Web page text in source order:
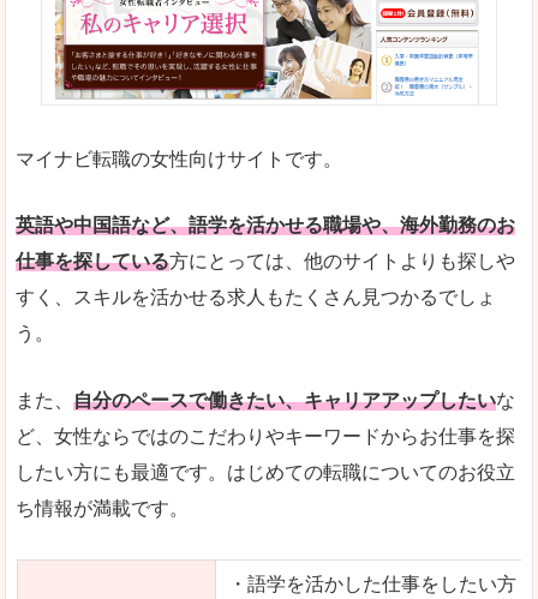
悪いところ
TOPページからこだわりや条件などをクイックに
はじめての転職や、転職活動において不安や心配
自分でうまく仕事を探せなくても、会員登録をす
人気度 「エン転職」全体として、会員数がとても多い印
多少検索しづらいのですが、掲載情報はパッと目
「エン転職ウーマン」で「大町市」の
マイナビ転職の女性向けサイトです。
英語や中国語など、語学を活かせる職場や、海外勤務のお
仕事を探している方にとっては、他のサイトよりも探しや
すく、スキルを活かせる求人もたくさん見つかるでしょ
う。
また、 自分のペースで働きたい、キャリアアップしたいな
ど、女性ならではのこだわりやキーワードからお仕事を探
したい方にも最適です。はじめての転職についてのお役立
ち情報が満載です。
・語学を活かした仕事をしたい方